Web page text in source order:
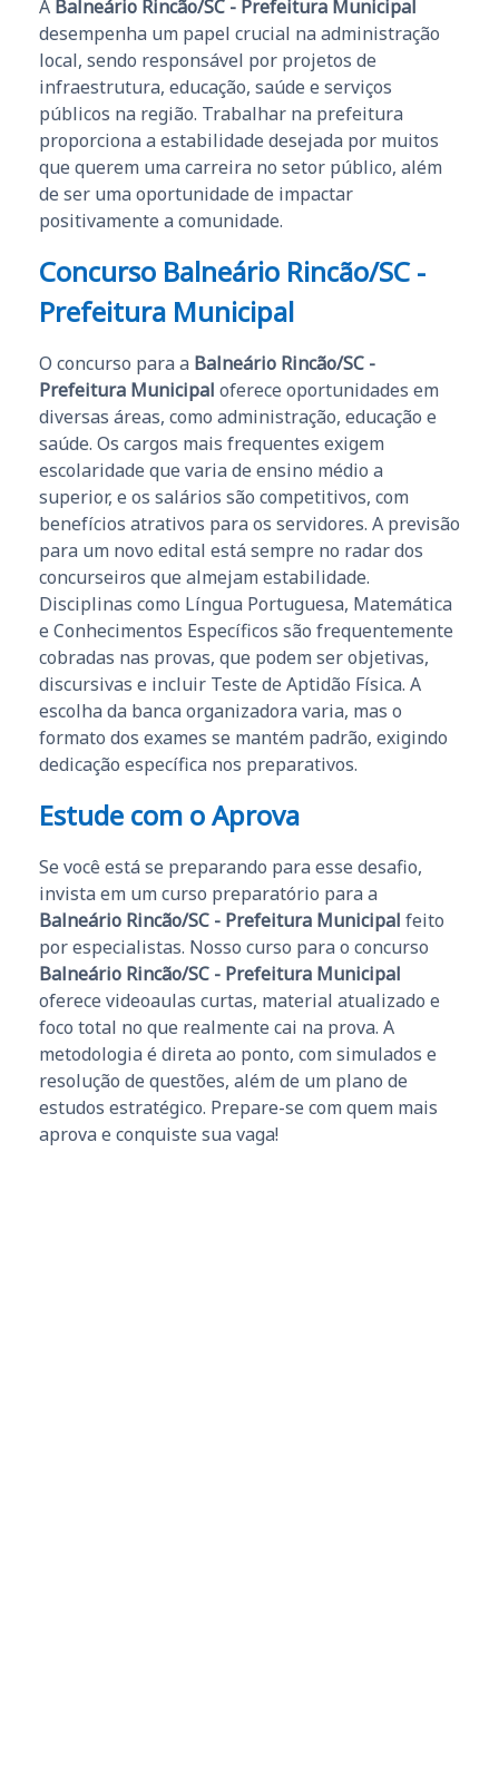
A Balneário Rincão/SC - Prefeitura Municipal
desempenha um papel crucial na administração
local, sendo responsável por projetos de
infraestrutura, educação, saúde e serviços
públicos na região. Trabalhar na prefeitura
proporciona a estabilidade desejada por muitos
que querem uma carreira no setor público, além
de ser uma oportunidade de impactar
positivamente a comunidade.
Concurso Balneário Rincão/SC -
Prefeitura Municipal
O concurso para a Balneário Rincão/SC -
Prefeitura Municipal oferece oportunidades em
diversas áreas, como administração, educação e
saúde. Os cargos mais frequentes exigem
escolaridade que varia de ensino médio a
superior, e os salários são competitivos, com
benefícios atrativos para os servidores. A previsão
para um novo edital está sempre no radar dos
concurseiros que almejam estabilidade.
Disciplinas como Língua Portuguesa, Matemática
e Conhecimentos Específicos são frequentemente
cobradas nas provas, que podem ser objetivas,
discursivas e incluir Teste de Aptidão Física. A
escolha da banca organizadora varia, mas o
formato dos exames se mantém padrão, exigindo
dedicação específica nos preparativos.
Estude com o Aprova
Se você está se preparando para esse desafio,
invista em um curso preparatório para a
Balneário Rincão/SC - Prefeitura Municipal feito
por especialistas. Nosso curso para o concurso
Balneário Rincão/SC - Prefeitura Municipal
oferece videoaulas curtas, material atualizado e
foco total no que realmente cai na prova. A
metodologia é direta ao ponto, com simulados e
resolução de questões, além de um plano de
estudos estratégico. Prepare-se com quem mais
aprova e conquiste sua vaga!